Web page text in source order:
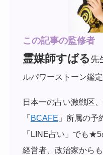
この記事の監修者
霊媒師すばる 先
ルパワーストーン鑑定
日本一の占い激戦区
「BCAFE 」所属の予
「LINE占い」でも
経営者、政治家から